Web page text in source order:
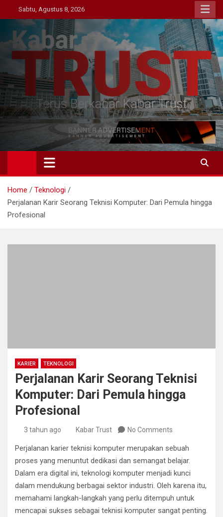
to
content
Sabtu, Agustus 8, 2026
Kabar Trust
Terus Berkabar Kabar Trust
Home
Teknologi
Perjalanan Karir Seorang Teknisi Komputer: Dari Pemula hingga
Profesional
KARIER TEKNOLOGI
Perjalanan Karir Seorang Teknisi
Komputer: Dari Pemula hingga
Profesional
3 tahun ago Kabar Trust No Comments
Perjalanan karier teknisi komputer merupakan sebuah
proses yang menuntut dedikasi dan semangat belajar.
Dalam era digital ini, teknologi komputer menjadi kunci
dalam mendukung berbagai sektor industri. Oleh karena itu,
memahami langkah-langkah yang perlu ditempuh untuk
mencapai sukses sebagai teknisi komputer sangat penting.